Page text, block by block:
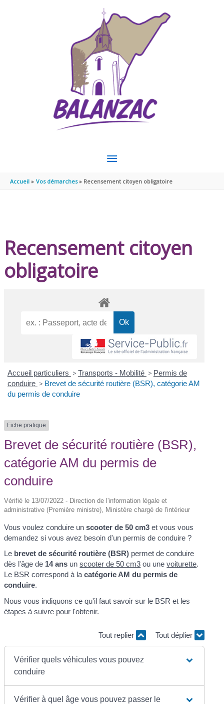
MENU
PRINCIPAL
Accueil Vos démarches Recensement citoyen obligatoire
Recensement citoyen
obligatoire
Accueil particuliers > Transports - Mobilité > Permis de
conduire > Brevet de sécurité routière (BSR), catégorie AM
du permis de conduire
Fiche pratique
Brevet de sécurité routière (BSR),
catégorie AM du permis de
conduire
Vérifié le 13/07/2022 - Direction de l'information légale et
administrative (Première ministre), Ministère chargé de l'intérieur
Vous voulez conduire unscooter de 50 cm3 et vous vous
demandez si vous avez besoin d'un permis de conduire ?
Le brevet de sécurité routière (BSR) permet de conduire
dès l'âge de 14 ans unscooter de 50 cm3 ou unevoiturette.
Le BSR correspond à lacatégorie AM du permis de
conduire.
Nous vous indiquons ce qu'il faut savoir sur le BSR et les
étapes à suivre pour l'obtenir.
Tout replier Tout déplier
Vérifier quels véhicules vous pouvez
conduire
Vérifier à quel âge vous pouvez passer le